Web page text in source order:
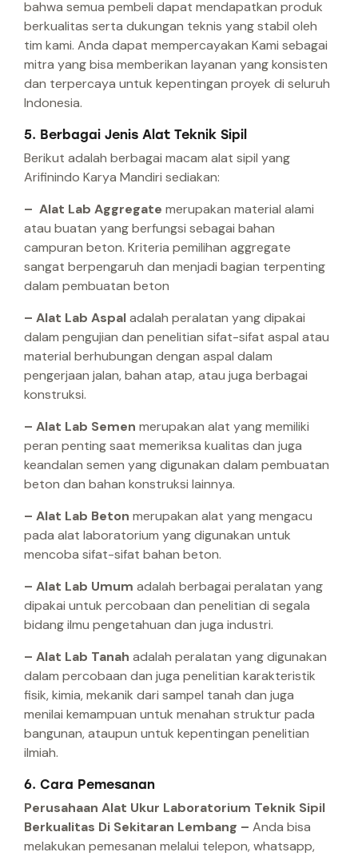
bahwa semua pembeli dapat mendapatkan produk
berkualitas serta dukungan teknis yang stabil oleh
tim kami. Anda dapat mempercayakan Kami sebagai
mitra yang bisa memberikan layanan yang konsisten
dan terpercaya untuk kepentingan proyek di seluruh
Indonesia.
5. Berbagai Jenis Alat Teknik Sipil
Berikut adalah berbagai macam alat sipil yang
Arifinindo Karya Mandiri sediakan:
– Alat Lab Aggregate merupakan material alami
atau buatan yang berfungsi sebagai bahan
campuran beton. Kriteria pemilihan aggregate
sangat berpengaruh dan menjadi bagian terpenting
dalam pembuatan beton
– Alat Lab Aspaladalah peralatan yang dipakai
dalam pengujian dan penelitian sifat-sifat aspal atau
material berhubungan dengan aspal dalam
pengerjaan jalan, bahan atap, atau juga berbagai
konstruksi.
– Alat Lab Semen merupakan alat yang memiliki
peran penting saat memeriksa kualitas dan juga
keandalan semen yang digunakan dalam pembuatan
beton dan bahan konstruksi lainnya.
– Alat Lab Beton merupakan alat yang mengacu
pada alat laboratorium yang digunakan untuk
mencoba sifat-sifat bahan beton.
– Alat Lab Umum adalah berbagai peralatan yang
dipakai untuk percobaan dan penelitian di segala
bidang ilmu pengetahuan dan juga industri.
– Alat Lab Tanah adalah peralatan yang digunakan
dalam percobaan dan juga penelitian karakteristik
fisik, kimia, mekanik dari sampel tanah dan juga
menilai kemampuan untuk menahan struktur pada
bangunan, ataupun untuk kepentingan penelitian
ilmiah.
6. Cara Pemesanan
Perusahaan Alat Ukur Laboratorium Teknik Sipil
Berkualitas Di Sekitaran Lembang – Anda bisa
melakukan pemesanan melalui telepon, whatsapp,